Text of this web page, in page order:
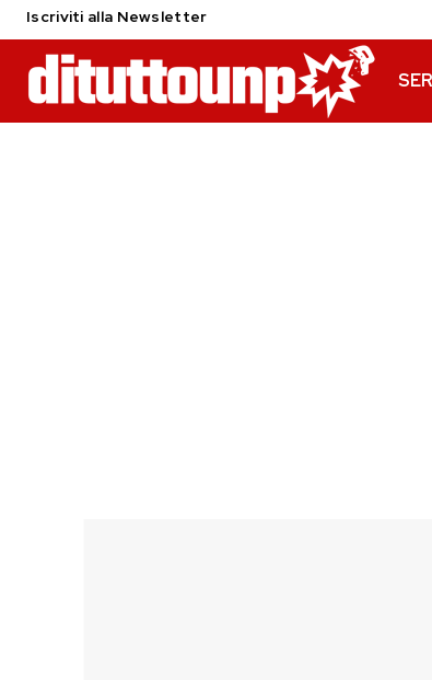
Iscriviti alla Newsletter